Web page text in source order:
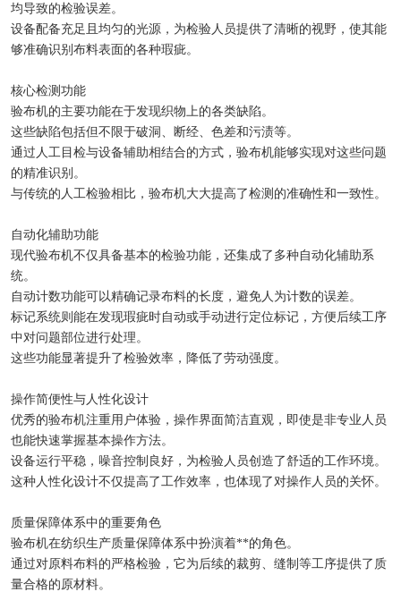
均导致的检验误差。
设备配备充足且均匀的光源，为检验人员提供了清晰的视野，使其能
够准确识别布料表面的各种瑕疵。
核心检测功能
验布机的主要功能在于发现织物上的各类缺陷。
这些缺陷包括但不限于破洞、断经、色差和污渍等。
通过人工目检与设备辅助相结合的方式，验布机能够实现对这些问题
的精准识别。
与传统的人工检验相比，验布机大大提高了检测的准确性和一致性。
自动化辅助功能
现代验布机不仅具备基本的检验功能，还集成了多种自动化辅助系
统。
自动计数功能可以精确记录布料的长度，避免人为计数的误差。
标记系统则能在发现瑕疵时自动或手动进行定位标记，方便后续工序
中对问题部位进行处理。
这些功能显著提升了检验效率，降低了劳动强度。
操作简便性与人性化设计
优秀的验布机注重用户体验，操作界面简洁直观，即使是非专业人员
也能快速掌握基本操作方法。
设备运行平稳，噪音控制良好，为检验人员创造了舒适的工作环境。
这种人性化设计不仅提高了工作效率，也体现了对操作人员的关怀。
质量保障体系中的重要角色
验布机在纺织生产质量保障体系中扮演着**的角色。
通过对原料布料的严格检验，它为后续的裁剪、缝制等工序提供了质
量合格的原材料。